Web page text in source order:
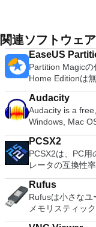
関連ソフトウェア
EaseUS
Partition Magic
Home Editionは
ーションおよび
ョンの拡張（特
理、MBRおよび
クのディスク領
ィションのサイ
スクとパーティ
ーティション空
換パーティショ
Audacity
Audacity is a
Windows, Mac
systems. You can use
tapes and records
Vorbis, MP3, WAV or AIFF
sounds together. Change the speed or pitch of a recording.
PCSX2
PCSX2は、PC用
レータの互換性
以上を誇ってい
いる場合、
アプリケーショ
供するため、
PCで動作するゲーム
Rufus
Rufusは小さなユ
メモリスティッ
フォーマットおよび作成でき